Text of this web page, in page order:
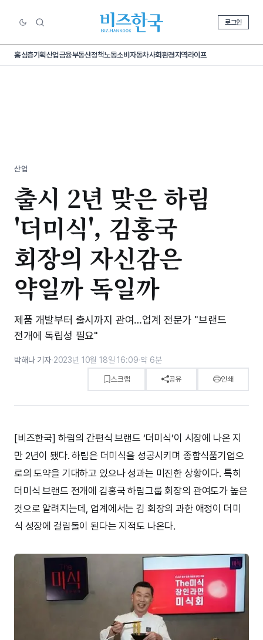
로그인
홈심층기획산업금융부동산정책노동소비 자동차사회환경지역라이프
산업
출시 2년 맞은 하림
'더미식', 김홍국
회장의 자신감은
약일까 독일까
제품 개발부터 출시까지 관여…업계 전문가 "브랜드
전개에 독립성 필요"
박해나 기자·2023년 10월 18일 16:09·약 6분
스크랩 공유 인쇄
[비즈한국] 하림의 간편식 브랜드 ‘더미식’이 시장에 나온 지
만 2년이 됐다. 하림은 더미식을 성공시키며 종합식품기업으
로의 도약을 기대하고 있으나 성과는 미진한 상황이다. 특히
더미식 브랜드 전개에 김홍국 하림그룹 회장의 관여도가 높은
것으로 알려지는데, 업계에서는 김 회장의 과한 애정이 더미
식 성장에 걸림돌이 된다는 지적도 나온다.